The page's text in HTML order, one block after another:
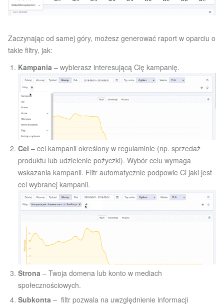
Zaczynając od samej góry, możesz generować raport w oparciu o
takie filtry, jak:
Kampania – wybierasz interesującą Cię kampanię.
Cel – cel kampanii określony w regulaminie (np. sprzedaż
produktu lub udzielenie pożyczki). Wybór celu wymaga
wskazania kampanii. Filtr automatycznie podpowie Ci jaki jest
cel wybranej kampanii.
Strona – Twoja domena lub konto w mediach
społecznościowych.
Subkonta – filtr pozwala na uwzględnienie informacji